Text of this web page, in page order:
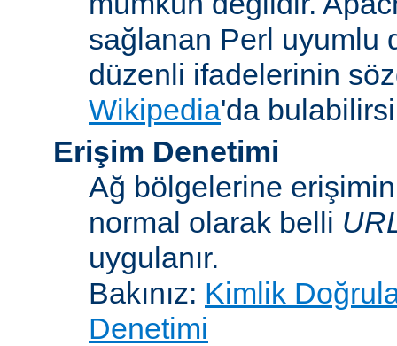
sağlanan Perl uyumlu
düzenli ifadelerinin
Wikipedia'da
Erişim Denetimi
Ağ bölgelerine erişimin
normal olarak belli
uygulanır.
Bakınız: Kimlik
Denetimi